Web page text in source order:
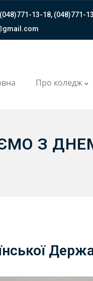
(048)771-13-18, (048)771-
Про коледж
З